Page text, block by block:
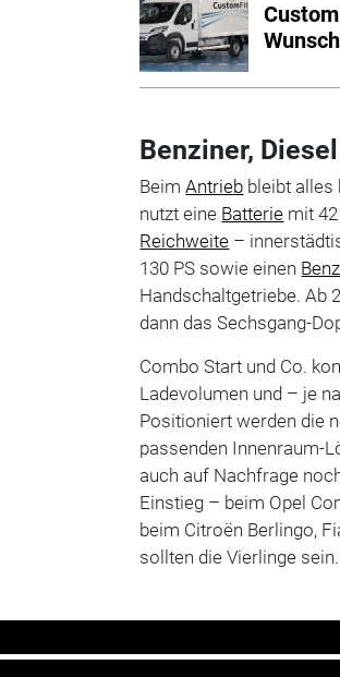
Benziner,
BeimAntrieb bleibt alles
nutzt eine Batterie mit
Reichweite –
130 PS sowie einen
Handschaltgetriebe. Ab
dann das Sechsgang-
Combo Start und Co.
Ladevolumen und – je
Positioniert werden die
passenden Innenraum-
auch auf Nachfrage
Einstieg – beim Opel
beim Citroën Berlingo,
sollten die Vierlinge sein.